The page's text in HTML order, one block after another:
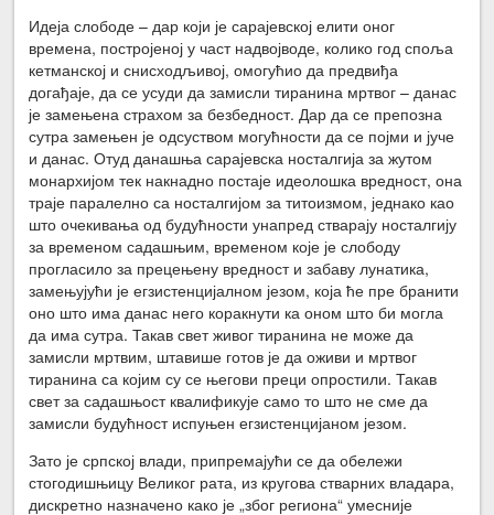
Идеја слободе – дар који је сарајевској елити оног
времена, постројеној у част надвојводе, колико год споља
кетманској и снисходљивој, омогућио да предвиђа
догађаје, да се усуди да замисли тиранина мртвог – данас
је замењена страхом за безбедност. Дар да се препозна
сутра замењен је одсуством могућности да се појми и јуче
и данас. Отуд данашња сарајевска носталгија за жутом
монархијом тек накнадно постаје идеолошка вредност, она
траје паралелно са носталгијом за титоизмом, једнако као
што очекивања од будућности унапред стварају носталгију
за временом садашњим, временом које је слободу
прогласило за прецењену вредност и забаву лунатика,
замењујући је егзистенцијалном језом, која ће пре бранити
оно што има данас него коракнути ка оном што би могла
да има сутра. Такав свет живог тиранина не може да
замисли мртвим, штавише готов је да оживи и мртвог
тиранина са којим су се његови преци опростили. Такав
свет за садашњост квалификује само то што не сме да
замисли будућност испуњен егзистенцијаном језом.
Зато је српској влади, припремајући се да обележи
стогодишњицу Великог рата, из кругова стварних владара,
дискретно назначено како је „због региона“ умесније